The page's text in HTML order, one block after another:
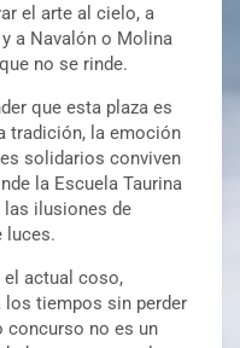
el arte al cielo, a
a Navalón o Molina
no se rinde.
que esta plaza es
tradición, la emoción
solidarios conviven
la Escuela Taurina
las ilusiones de
luces.
el actual coso,
los tiempos sin perder
concurso no es un